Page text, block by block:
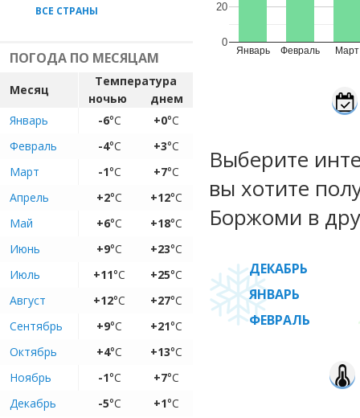
ВСЕ СТРАНЫ
ПОГОДА ПО МЕСЯЦАМ
Месяц
Температура
ночью
днем
Январь
-6°C +0°C
Февраль
-4°C +3°C
Март
-1°C +7°C
Апрель
+2°C +12°C
Май
+6°C +18°C
Июнь
+9°C +23°C
Июль
+11°C +25°C
Август
+12°C +27°C
Сентябрь
+9°C +21°C
Октябрь
+4°C +13°C
Ноябрь
-1°C +7°C
Декабрь
-5°C +1°C
Январь Февраль Март
0
20
Выберите
вы хотите
Боржоми в
ДЕКАБРЬ
ЯНВАРЬ
ФЕВРАЛЬ